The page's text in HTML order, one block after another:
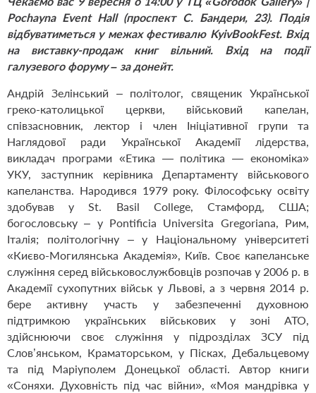
Pochayna Event Hall (проспект С. Бандери, 23). Подія
відбуватиметься у межах фестивалю KyivBookFest. Вхід
на виставку-продаж книг вільний. Вхід на події
галузевого форуму – за донейт.
Андрій Зелінський – політолог, священик Української
греко-католицької церкви, військовий капелан,
співзасновник, лектор і член Ініціативної групи та
Наглядової ради Української Академії лідерства,
викладач програми «Етика — політика — економіка»
УКУ, заступник керівника Департаменту військового
капеланства. Народився 1979 року. Філософську освіту
здобував у St. Basil College, Стамфорд, США;
богословську – у Pontificia Universita Gregoriana, Рим,
Італія; політологічну – у Національному університеті
«Києво-Могилянська Академія», Київ. Своє капеланське
служіння серед військовослужбовців розпочав у 2006 р. в
Академії сухопутних військ у Львові, а з червня 2014 р.
бере активну участь у забезпеченні духовною
підтримкою українських військових у зоні АТО,
здійснюючи своє служіння у підрозділах ЗСУ під
Слов’янськом, Краматорськом, у Пісках, Дебальцевому
та під Маріуполем Донецької області. Автор книги
«Соняхи. Духовність під час війни», «Моя мандрiвка у